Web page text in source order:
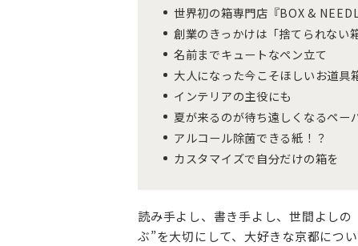
世界初の箱専門店『BOX &
創業のきっかけは「捨てられない
名前までキュートなペン立て
大人になった今こそほしいお道具
インテリアの主役にも
夏が来るのが待ち遠しくなるペー
アルコール除菌できる紙！？
カスタマイズで自分だけの箱を
読み手よし、書き手よし、世間よし
ぶ”を大切にして、大好きな京都につい